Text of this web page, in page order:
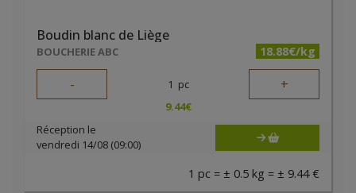
Boudin blanc de Liège
BOUCHERIE ABC 18.88€/kg
- 1 pc +
9.44€
Réception le
vendredi 14/08 (09:00)
1 pc = ± 0.5 kg = ± 9.44 €